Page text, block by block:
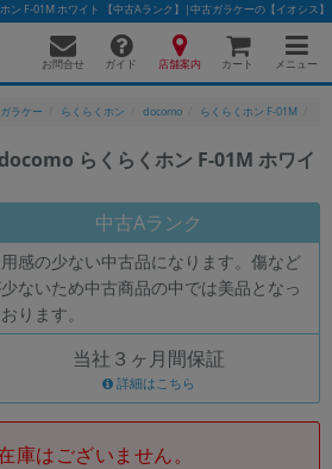
ン F-01M ホワイト 【中古Aランク】|中古ガラケーの【イオシス】
お問合せ ガイド 店舗案内 カート メニュー
ガラケー らくらくホン docomo らくらくホン F-01M
らくらくホン F-01M ホワイ
中古Aランク
感の少ない中古品になります。傷など
ないため中古商品の中では美品となっ
ります。
当社３ヶ月間保証
詳細はこちら
庫はございません。
ど